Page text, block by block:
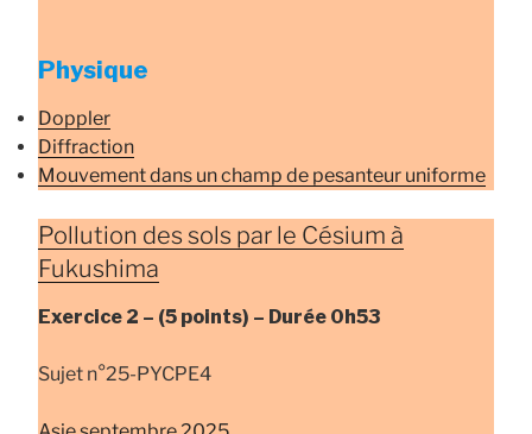
Physique
Doppler
Diffraction
Mouvement dans un champ de pesanteur uniforme
Pollution des sols par le Césium à
Fukushima
Exercice 2 – (5 points) – Durée 0h53
Sujet n°25-PYCРE4